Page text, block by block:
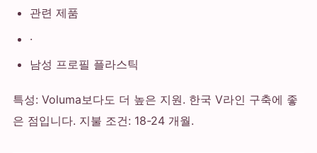
관련 제품
·
남성 프로필 플라스틱
특성: Voluma보다도 더 높은 지원. 한국 V라인 구축에 좋
은 점입니다. 지불 조건: 18-24 개월.